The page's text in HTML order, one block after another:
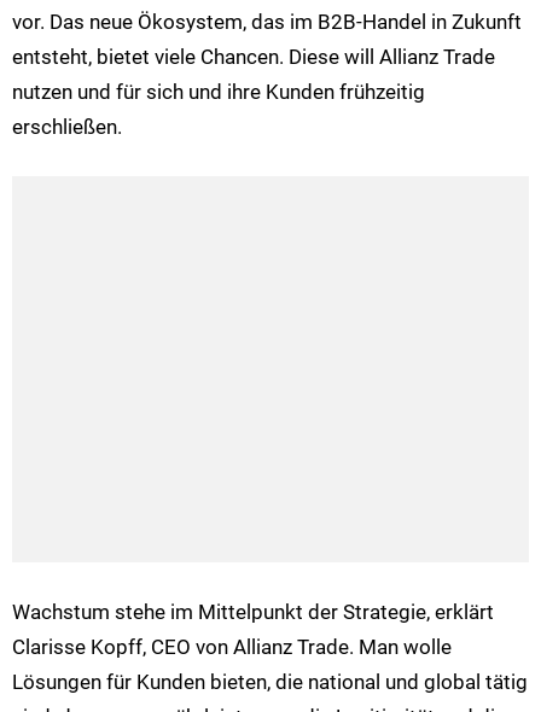
vor. Das neue Ökosystem, das im B2B-Handel in Zukunft
entsteht, bietet viele Chancen. Diese will Allianz Trade
nutzen und für sich und ihre Kunden frühzeitig
erschließen.
Wachstum stehe im Mittelpunkt der Strategie, erklärt
Clarisse Kopff, CEO von Allianz Trade. Man wolle
Lösungen für Kunden bieten, die national und global tätig